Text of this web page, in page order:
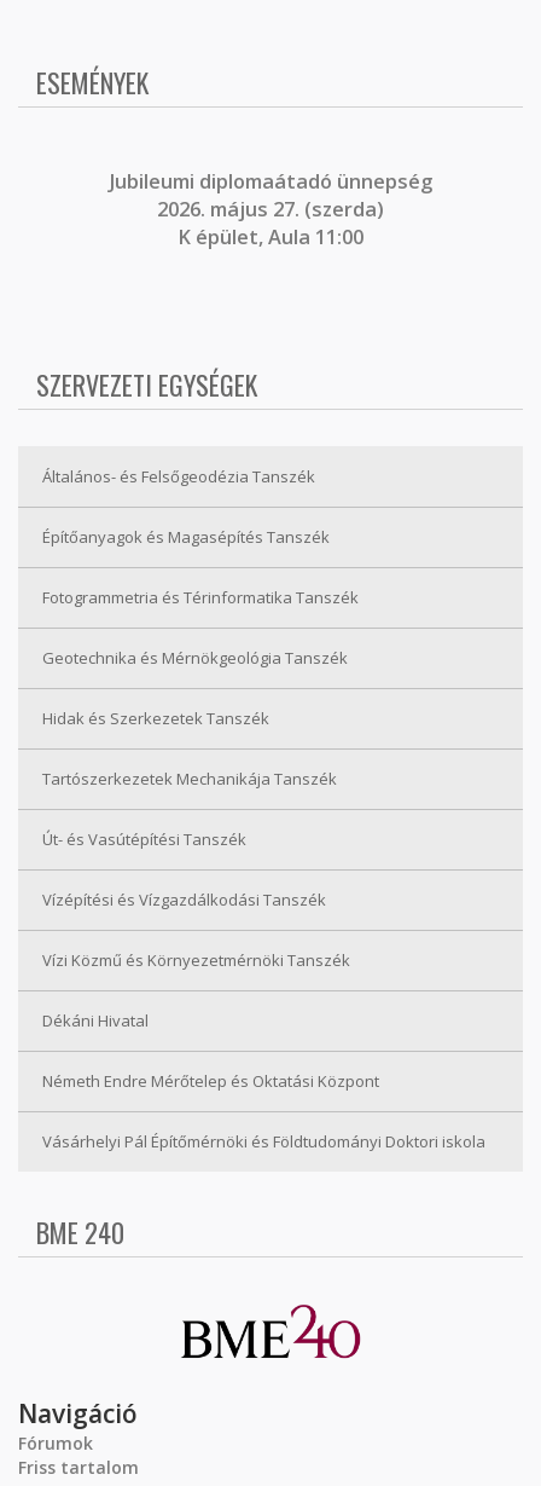
ESEMÉNYEK
Jubileumi diplomaátadó ünnepség
2026. május 27. (szerda)
K épület, Aula 11:00
SZERVEZETI EGYSÉGEK
Általános- és Felsőgeodézia Tanszék
Építőanyagok és Magasépítés Tanszék
Fotogrammetria és Térinformatika Tanszék
Geotechnika és Mérnökgeológia Tanszék
Hidak és Szerkezetek Tanszék
Tartószerkezetek Mechanikája Tanszék
Út- és Vasútépítési Tanszék
Vízépítési és Vízgazdálkodási Tanszék
Vízi Közmű és Környezetmérnöki Tanszék
Dékáni Hivatal
Németh Endre Mérőtelep és Oktatási Központ
Vásárhelyi Pál Építőmérnöki és Földtudományi Doktori iskola
BME 240
Navigáció
Fórumok
Friss tartalom